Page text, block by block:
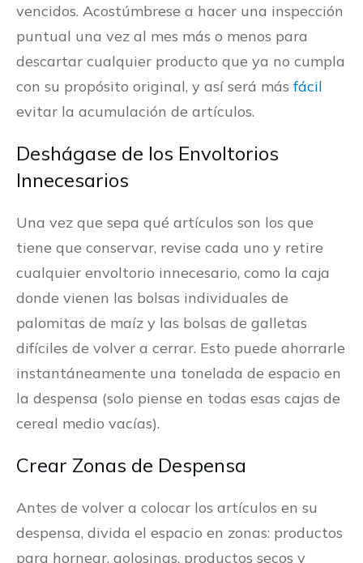
vencidos. Acostúmbrese a hacer una inspección
puntual una vez al mes más o menos para
descartar cualquier producto que ya no cumpla
con su propósito original, y así será másfácil
evitar la acumulación de artículos.
Deshágase de los Envoltorios
Innecesarios
Una vez que sepa qué artículos son los que
tiene que conservar, revise cada uno y retire
cualquier envoltorio innecesario, como la caja
donde vienen las bolsas individuales de
palomitas de maíz y las bolsas de galletas
difíciles de volver a cerrar. Esto puede ahorrarle
instantáneamente una tonelada de espacio en
la despensa (solo piense en todas esas cajas de
cereal medio vacías).
Crear Zonas de Despensa
Antes de volver a colocar los artículos en su
despensa, divida el espacio en zonas: productos
para hornear, golosinas, productos secos y